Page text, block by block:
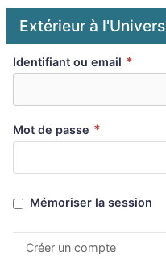
Extérieur à
Identifiant ou email *
Mot de passe *
Mémoriser la session
Créer un compte